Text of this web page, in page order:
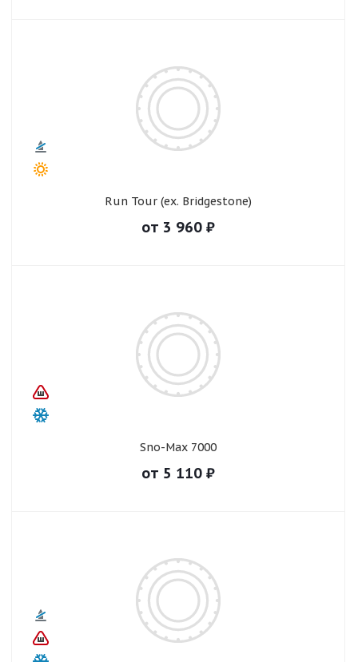
Run Tour (ex. Bridgestone)
от 3 960 ₽
Sno-Max 7000
от 5 110 ₽